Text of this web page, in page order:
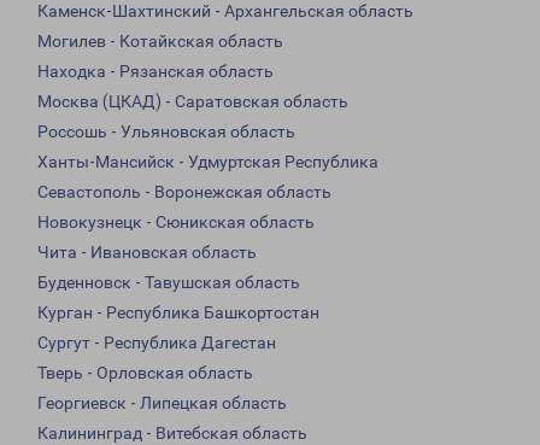
Каменск-Шахтинский - Архангельская область
Могилев - Котайкская область
Находка - Рязанская область
Москва (ЦКАД) - Саратовская область
Россошь - Ульяновская область
Ханты-Мансийск - Удмуртская Республика
Севастополь - Воронежская область
Новокузнецк - Сюникская область
Чита - Ивановская область
Буденновск - Тавушская область
Курган - Республика Башкортостан
Сургут - Республика Дагестан
Тверь - Орловская область
Георгиевск - Липецкая область
Калининград - Витебская область